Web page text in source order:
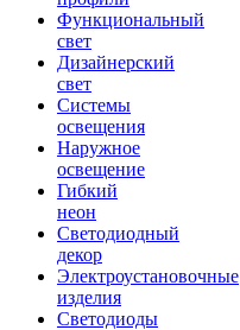
Функциональный
свет
Дизайнерский
свет
Системы
освещения
Наружное
освещение
Гибкий
неон
Светодиодный
декор
Электроустановочные
изделия
Светодиоды